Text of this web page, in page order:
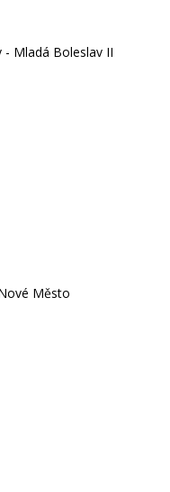
- Mladá Boleslav II
Město